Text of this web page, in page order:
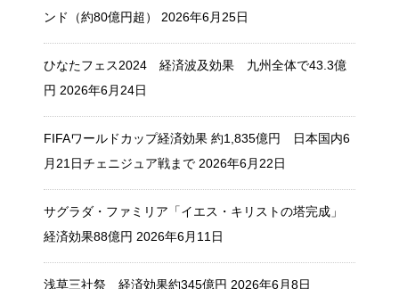
ンド（約80億円超）
2026年6月25日
ひなたフェス2024 経済波及効果 九州全体で43.3億
円 2026年6月24日
FIFAワールドカップ経済効果 約1,835億円 日本国内6
月21日チェニジュア戦まで 2026年6月22日
サグラダ・ファミリア「イエス・キリストの塔完成」
経済効果88億円 2026年6月11日
浅草三社祭 経済効果約345億円 2026年6月8日